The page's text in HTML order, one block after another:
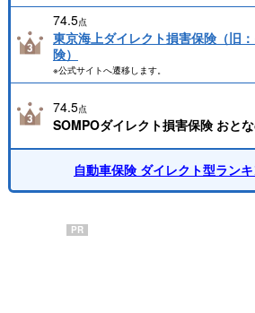
74.5点
東京海上ダイレクト損害保険（旧
険）
※公式サイトへ遷移します。
74.5点
SOMPOダイレクト損害保険 おと
自動車保険 ダイレクト型ラン
PR